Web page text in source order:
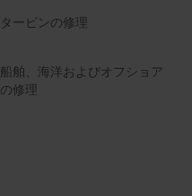
タービンの修理
船舶、海洋およびオフショア
の修理